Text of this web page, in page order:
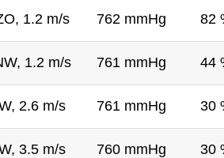
1.2 m/s 762 mmHg 82
1.2 m/s 761 mmHg 44
2.6 m/s 761 mmHg 30
3.5 m/s 760 mmHg 30